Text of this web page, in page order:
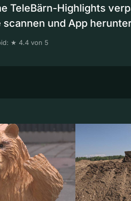
TeleBärn-Highlights
und App
★ 4.4 von 5